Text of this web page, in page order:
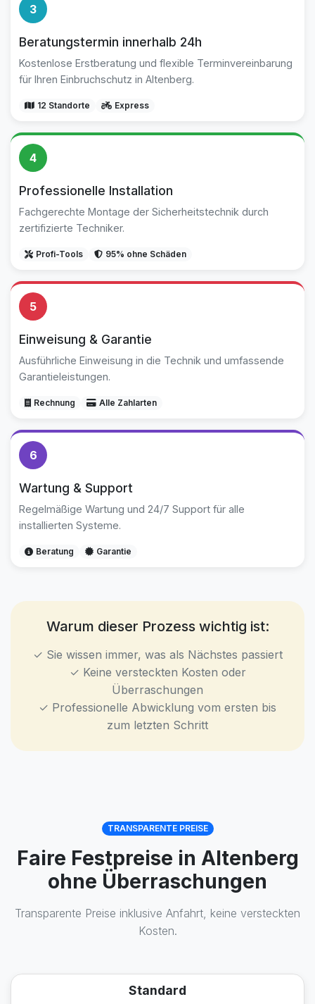
3
Beratungstermin innerhalb 24h
Kostenlose Erstberatung und flexible Terminvereinbarung
für Ihren Einbruchschutz in Altenberg.
12 Standorte Express
4
Professionelle Installation
Fachgerechte Montage der Sicherheitstechnik durch
zertifizierte Techniker.
Profi-Tools 95% ohne Schäden
5
Einweisung & Garantie
Ausführliche Einweisung in die Technik und umfassende
Garantieleistungen.
Rechnung Alle Zahlarten
6
Wartung & Support
Regelmäßige Wartung und 24/7 Support für alle
installierten Systeme.
Beratung Garantie
Warum dieser Prozess wichtig ist:
✓ Sie wissen immer, was als Nächstes passiert
✓ Keine versteckten Kosten oder
Überraschungen
✓ Professionelle Abwicklung vom ersten bis
zum letzten Schritt
TRANSPARENTE PREISE
Faire Festpreise in Altenberg
ohne Überraschungen
Transparente Preise inklusive Anfahrt, keine versteckten
Kosten.
Standard